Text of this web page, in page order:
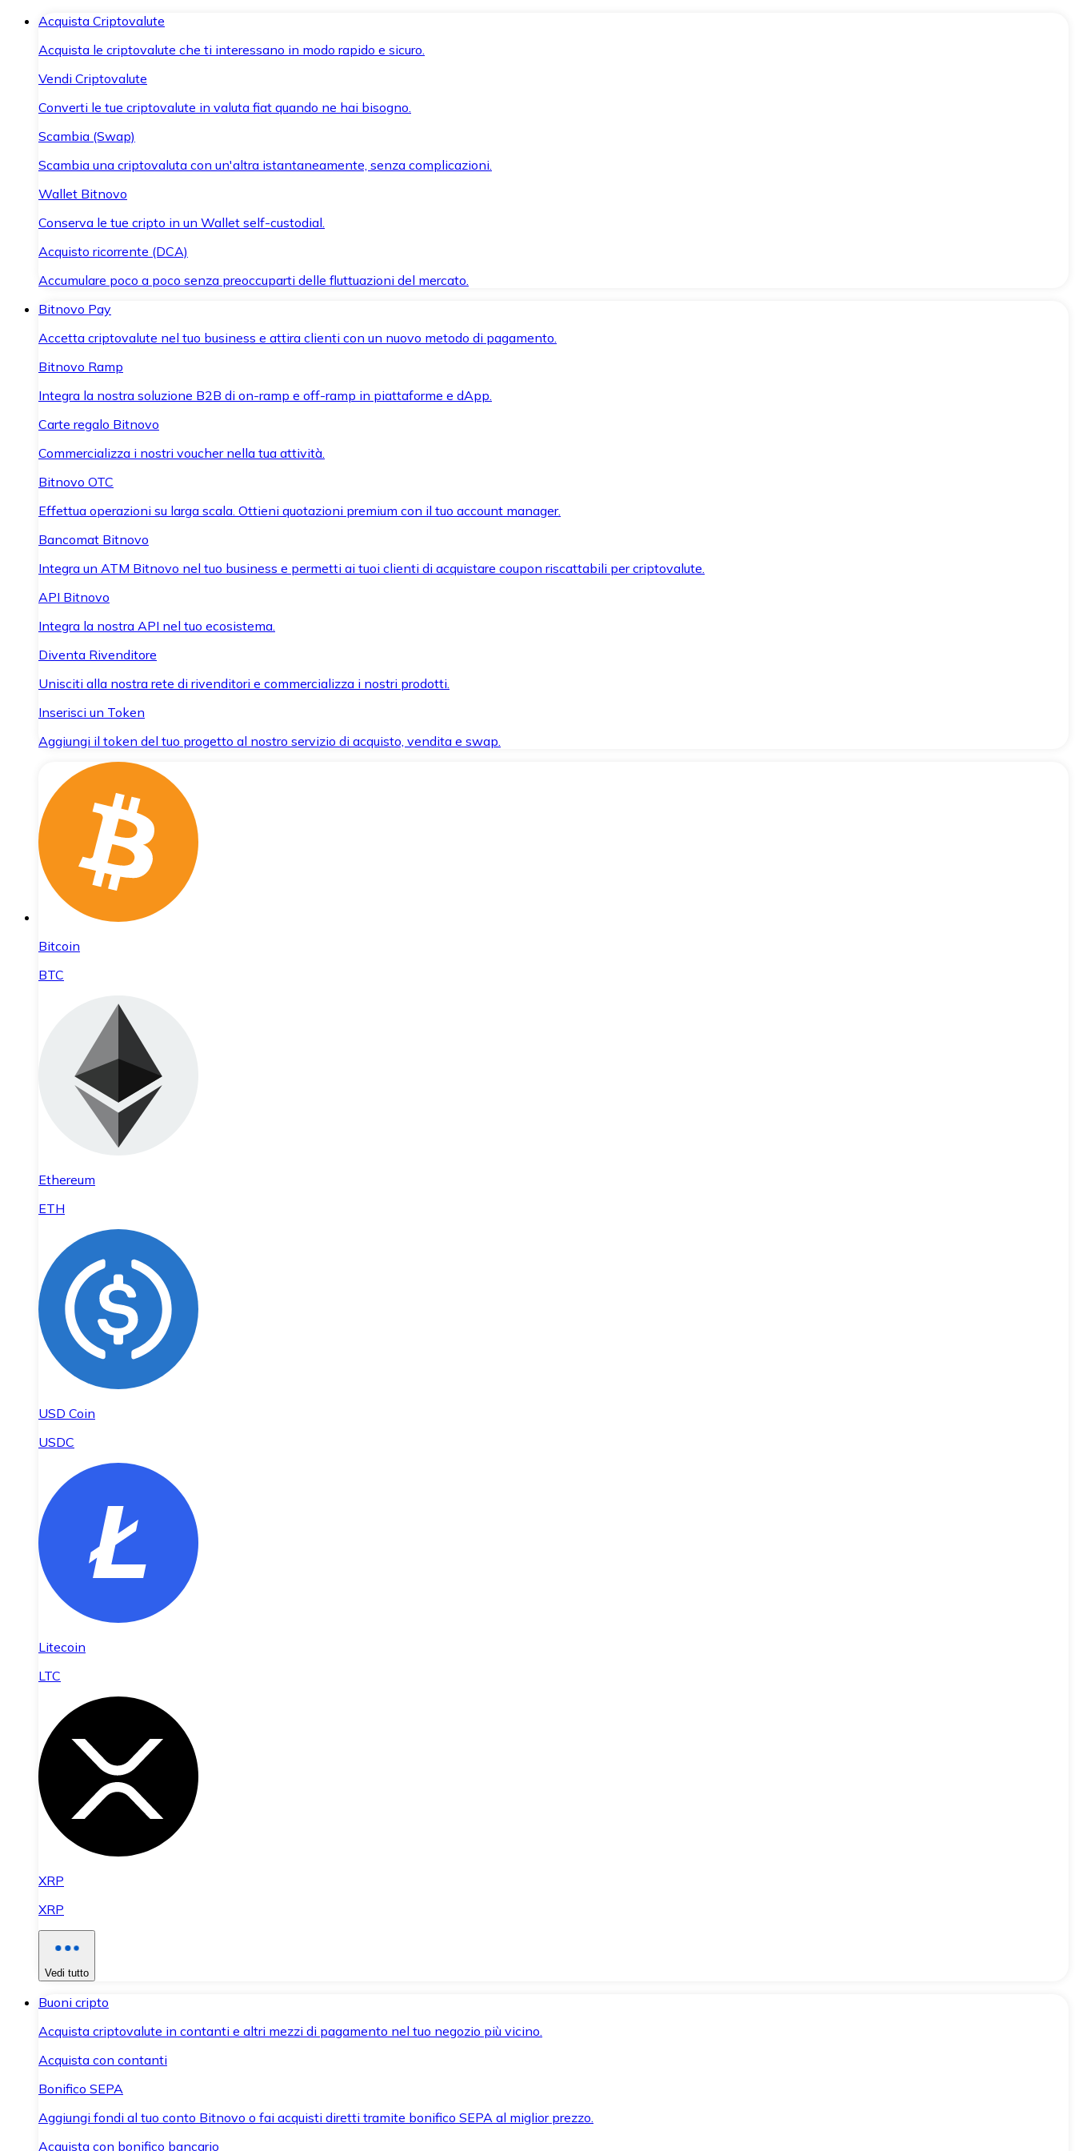
Acquista Criptovalute
Acquista le criptovalute che ti interessano in modo rapido e sicuro.
Vendi Criptovalute
Converti le tue criptovalute in valuta fiat quando ne hai bisogno.
Scambia (Swap)
Scambia una criptovaluta con un'altra istantaneamente, senza complicazioni.
Wallet Bitnovo
Conserva le tue cripto in un Wallet self-custodial.
Acquisto ricorrente (DCA)
Accumulare poco a poco senza preoccuparti delle fluttuazioni del mercato.
Bitnovo Pay
Accetta criptovalute nel tuo business e attira clienti con un nuovo metodo di pagamento.
Bitnovo Ramp
Integra la nostra soluzione B2B di on-ramp e off-ramp in piattaforme e dApp.
Carte regalo Bitnovo
Commercializza i nostri voucher nella tua attività.
Bitnovo OTC
Effettua operazioni su larga scala. Ottieni quotazioni premium con il tuo account manager.
Bancomat Bitnovo
Integra un ATM Bitnovo nel tuo business e permetti ai tuoi clienti di acquistare coupon riscattabili per criptovalute.
API Bitnovo
Integra la nostra API nel tuo ecosistema.
Diventa Rivenditore
Unisciti alla nostra rete di rivenditori e commercializza i nostri prodotti.
Inserisci un Token
Aggiungi il token del tuo progetto al nostro servizio di acquisto, vendita e swap.
Bitcoin
BTC
Ethereum
ETH
USD Coin
USDC
Litecoin
LTC
XRP
XRP
Vedi tutto
Buoni cripto
Acquista criptovalute in contanti e altri mezzi di pagamento nel tuo negozio più vicino.
Acquista con contanti
Bonifico SEPA
Aggiungi fondi al tuo conto Bitnovo o fai acquisti diretti tramite bonifico SEPA al miglior prezzo.
Acquista con bonifico bancario